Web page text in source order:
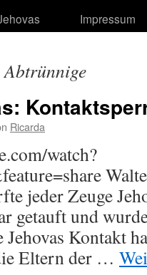
Impressum
Abtrünnige
Ricarda
watch?
jeder Zeuge
getauft und
Kontakt
Eltern der …